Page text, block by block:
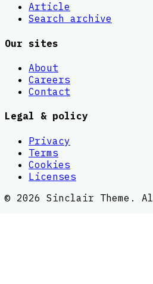
Article
Search archive
Our sites
About
Careers
Contact
Legal & policy
Privacy
Terms
Cookies
Licenses
© 2026 Sinclair Theme .